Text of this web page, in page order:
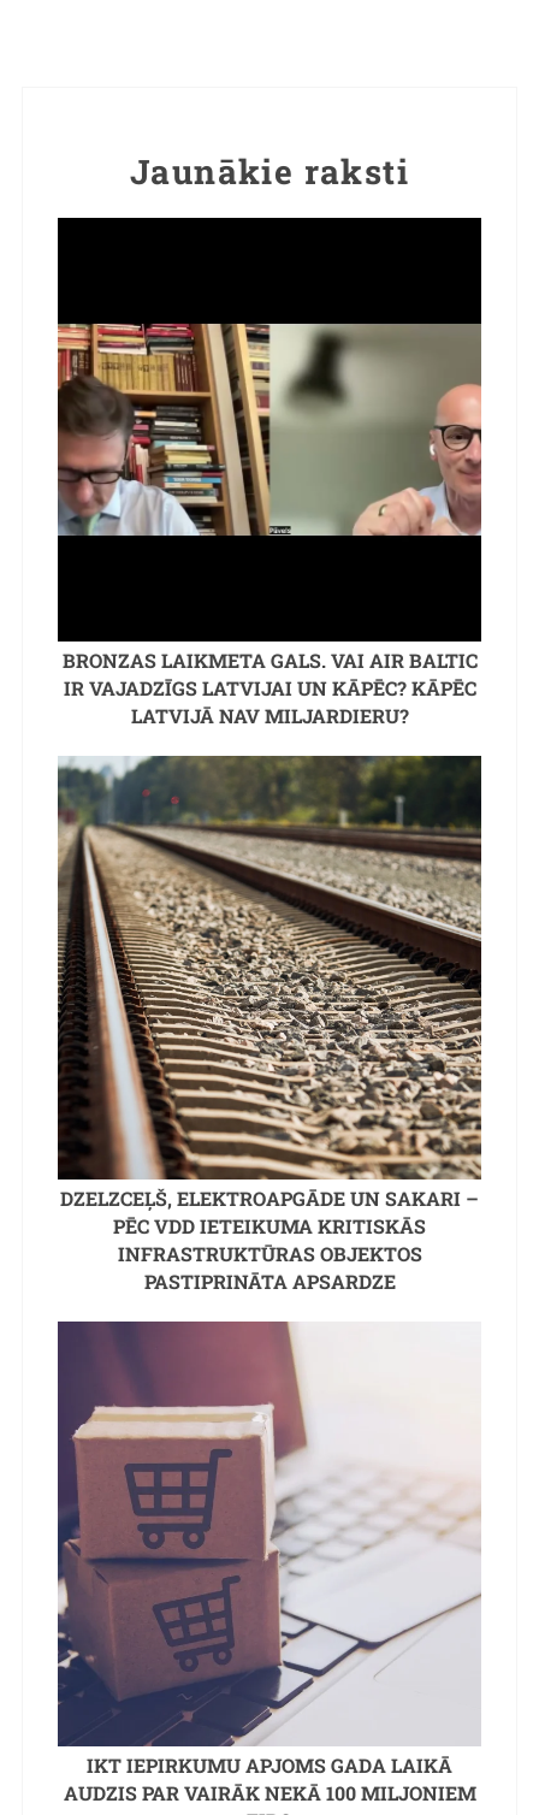
Jaunākie raksti
BRONZAS LAIKMETA GALS. VAI AIR BALTIC
IR VAJADZĪGS LATVIJAI UN KĀPĒC? KĀPĒC
LATVIJĀ NAV MILJARDIERU?
DZELZCEĻŠ, ELEKTROAPGĀDE UN SAKARI –
PĒC VDD IETEIKUMA KRITISKĀS
INFRASTRUKTŪRAS OBJEKTOS
PASTIPRINĀTA APSARDZE
IKT IEPIRKUMU APJOMS GADA LAIKĀ
AUDZIS PAR VAIRĀK NEKĀ 100 MILJONIEM